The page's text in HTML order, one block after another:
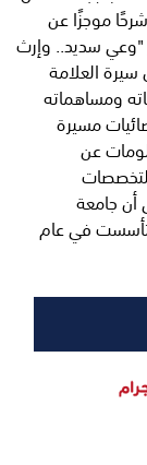
موجزًا عن
سديد.. وإرث
العلامة
ومساهماته
مسيرة
عن
أن جامعة
تأسست في عام